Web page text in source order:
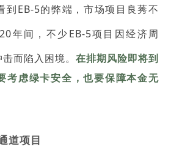
到EB-5的弊端，市场项目良莠不
年间，不少EB‑5项目因经济周
而陷入困境。 在排期风险即将到
考虑绿卡安全，也要保障本金无
道项目